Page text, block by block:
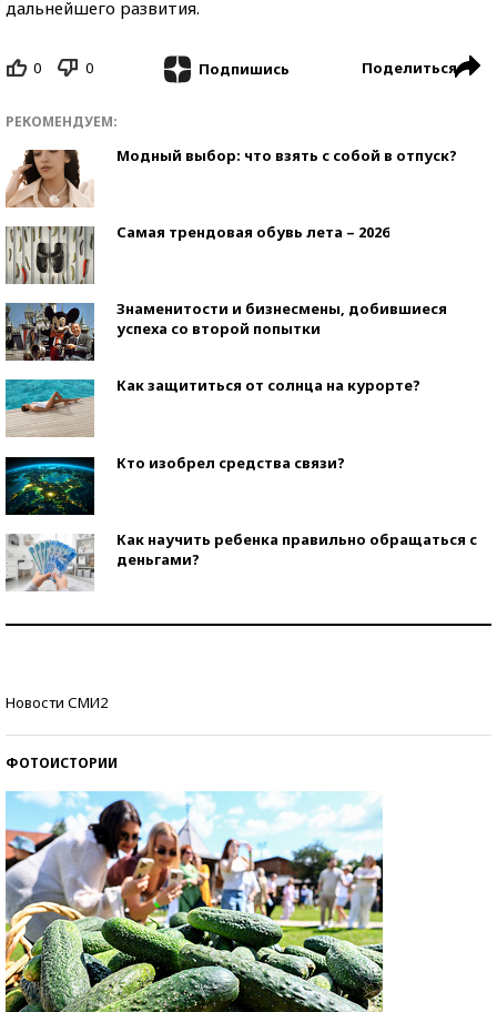
дальнейшего развития.
0 0 Подпишись Поделиться
РЕКОМЕНДУЕМ:
Модный выбор: что взять с собой в отпуск?
Самая трендовая обувь лета – 2026
Знаменитости и бизнесмены, добившиеся
успеха со второй попытки
Как защититься от солнца на курорте?
Кто изобрел средства связи?
Как научить ребенка правильно обращаться с
деньгами?
Новости СМИ2
ФОТОИСТОРИИ